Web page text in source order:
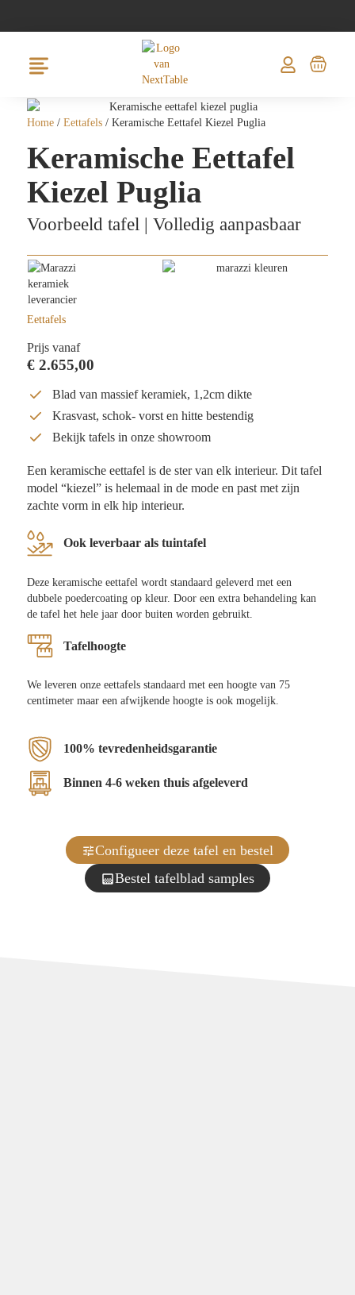
Home/ Eettafels/ Keramische Eettafel Kiezel Puglia
Keramische Eettafel
Kiezel Puglia
Voorbeeld tafel | Volledig aanpasbaar
Eettafels
Prijs vanaf
€2.655,00
Blad van massief keramiek, 1,2cm dikte
Krasvast, schok- vorst en hitte bestendig
Bekijk tafels in onze showroom
Een keramische eettafel is de ster van elk interieur. Dit tafel
model “kiezel” is helemaal in de mode en past met zijn
zachte vorm in elk hip interieur.
100% tevredenheidsgarantie
Binnen 4-6 weken thuis afgeleverd
Ook leverbaar als tuintafel
Deze keramische eettafel wordt standaard geleverd met een
dubbele poedercoating op kleur. Door een extra behandeling kan
de tafel het hele jaar door buiten worden gebruikt.
Tafelhoogte
We leveren onze eettafels standaard met een hoogte van 75
centimeter maar een afwijkende hoogte is ook mogelijk.
Configueer deze tafel en bestel
Bestel tafelblad samples